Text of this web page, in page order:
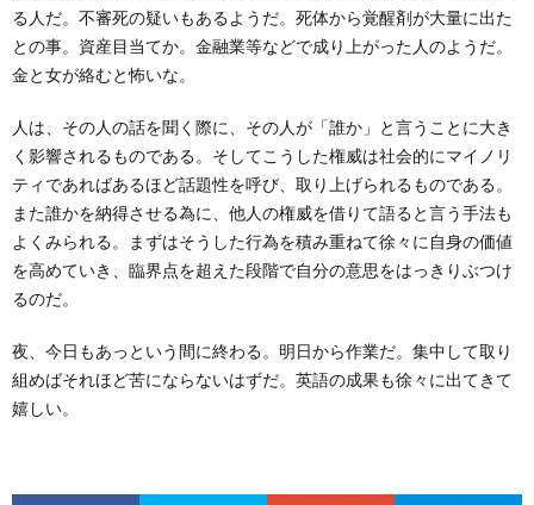
る人だ。不審死の疑いもあるようだ。死体から覚醒剤が大量に出た
との事。資産目当てか。金融業等などで成り上がった人のようだ。
金と女が絡むと怖いな。
人は、その人の話を聞く際に、その人が「誰か」と言うことに大き
く影響されるものである。そしてこうした権威は社会的にマイノリ
ティであればあるほど話題性を呼び、取り上げられるものである。
また誰かを納得させる為に、他人の権威を借りて語ると言う手法も
よくみられる。まずはそうした行為を積み重ねて徐々に自身の価値
を高めていき、臨界点を超えた段階で自分の意思をはっきりぶつけ
るのだ。
夜、今日もあっという間に終わる。明日から作業だ。集中して取り
組めばそれほど苦にならないはずだ。英語の成果も徐々に出てきて
嬉しい。